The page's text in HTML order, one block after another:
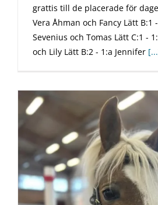
grattis till de placerade för
Vera Åhman och Fancy Lätt B:1
Sevenius och Tomas Lätt C:1 -
och Lily Lätt B:2 - 1:a Jennifer